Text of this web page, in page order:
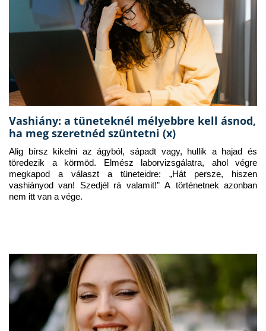
Vashiány: a tüneteknél mélyebbre kell ásnod,
ha meg szeretnéd szüntetni (x)
Alig bírsz kikelni az ágyból, sápadt vagy, hullik a hajad és
töredezik a körmöd. Elmész laborvizsgálatra, ahol végre
megkapod a választ a tüneteidre: „Hát persze, hiszen
vashiányod van! Szedjél rá valamit!” A történetnek azonban
nem itt van a vége.